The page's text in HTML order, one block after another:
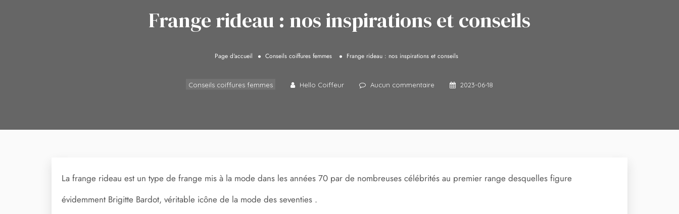
Frange rideau : nos inspirations et conseils
Page d'accueil Conseils coiffures femmes Frange rideau : nos inspirations et conseils
Conseils coiffures femmes Hello Coiffeur Aucun commentaire 2023-06-18
La frange rideau est un type de frange mis à la mode dans les années 70 par de nombreuses célébrités au premier range desquelles figure
évidemment Brigitte Bardot, véritable icône de la mode des seventies .